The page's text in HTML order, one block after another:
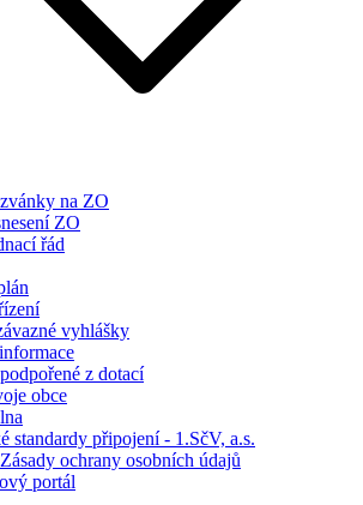
na ZO
ZO
řád
vyhlášky
z dotací
obce
standardy připojení - 1.SčV, a.s.
ochrany osobních údajů
portál